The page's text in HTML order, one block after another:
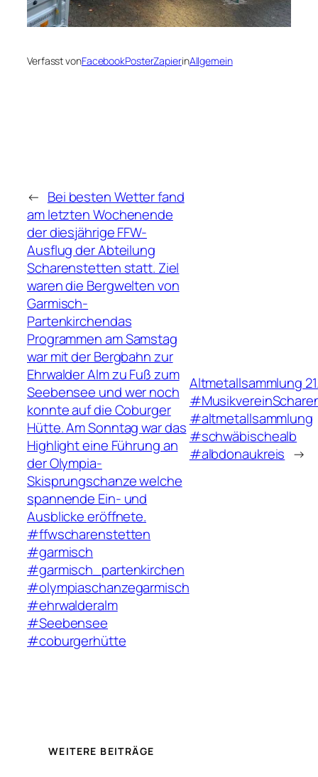
Verfasst vonFacebookPosterZapierinAllgemein
← Bei besten Wetter fand
am letzten Wochenende
der diesjährige FFW-
Ausflug der Abteilung
Scharenstetten statt. Ziel
waren die Bergwelten von
Garmisch-
Partenkirchendas
Programmen am Samstag
war mit der Bergbahn zur
Ehrwalder Alm zu Fuß zum
Seebensee und wer noch
konnte auf die Coburger
Hütte. Am Sonntag war das
Highlight eine Führung an
der Olympia-
Skisprungschanze welche
spannende Ein- und
Ausblicke eröffnete.
#ffwscharenstetten
#garmisch
#garmisch_partenkirchen
#olympiaschanzegarmisch
#ehrwalderalm
#Seebensee
#coburgerhütte
Altmetallsammlung
#altmetallsammlung
#schwäbischealb
#albdonaukreis →
WEITERE BEITRÄGE